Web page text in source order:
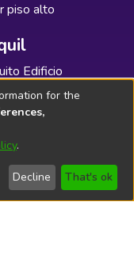
piso alto
Edificio
baja
for the
.
Decline That's ok